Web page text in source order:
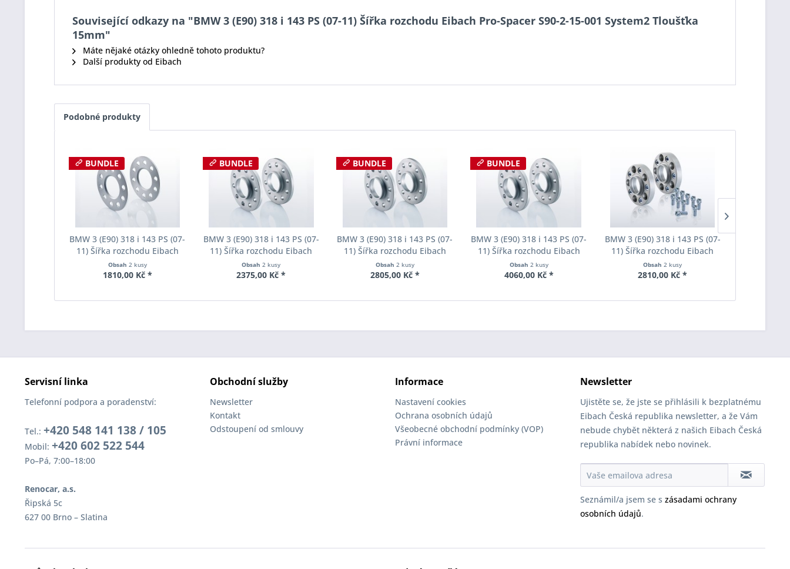
Související odkazy na "BMW 3 (E90) 318 i 143 PS (07-11) Šířka rozchodu Eibach Pro-Spacer S90-2-15-001 System2 Tloušťka
15mm"
Máte nějaké otázky ohledně tohoto produktu?
Další produkty od Eibach
Podobné produkty
BUNDLE
BMW 3 (E90) 318 i 143 PS (07-
11) Šířka rozchodu Eibach
Pro-Spacer S90-1-05-017
System1 Tloušťka 5mm
Obsah 2 kusy
1810,00 Kč *
BUNDLE
BMW 3 (E90) 318 i 143 PS (07-
11) Šířka rozchodu Eibach
Pro-Spacer S90-2-10-004
System2 Tloušťka 10mm
Obsah2 kusy
2375,00 Kč *
BUNDLE
BMW 3 (E90) 318 i 143 PS (07-
11) Šířka rozchodu Eibach
Pro-Spacer S90-2-12-002
System2 Tloušťka 12mm
Obsah 2 kusy
2805,00 Kč *
BUNDLE
BMW 3 (E90) 318 i 143 PS (07-
11) Šířka rozchodu Eibach
Pro-Spacer S90-2-20-020
System2 Tloušťka 20mm
Obsah 2 kusy
4060,00 Kč *
BMW 3 (E90) 318 i 143 PS (07-
11) Šířka rozchodu Eibach
Pro-Spacer S90-7-20-010
System7 Tloušťka 20mm
Obsah2 kusy
2810,00 Kč *
Servisní linka
Telefonní podpora a poradenství:
Tel.: +420 548 141 138 / 105
Mobil: +420 602 522 544
Po–Pá, 7:00–18:00
Renocar, a.s.
Řipská 5c
627 00 Brno – Slatina
Obchodní služby
Newsletter
Kontakt
Odstoupení od smlouvy
Informace
Nastavení cookies
Ochrana osobních údajů
Všeobecné obchodní podmínky (VOP)
Právní informace
Newsletter
Ujistěte se, že jste se přihlásili k bezplatnému
Eibach Česká republika newsletter, a že Vám
nebude chybět některá z našich Eibach Česká
republika nabídek nebo novinek.
Seznámil/a jsem se s zásadami ochrany
osobních údajů.